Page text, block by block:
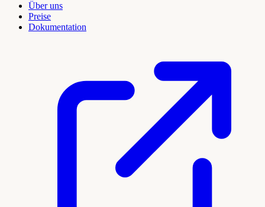
Über uns
Preise
Dokumentation